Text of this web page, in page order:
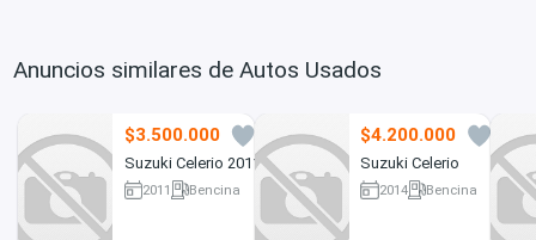
Anuncios similares de Autos Usados
$3.500.000
Suzuki Celerio 2011
2011
Bencina
$4.200.000
13
Suzuki Celerio
2014
Bencina